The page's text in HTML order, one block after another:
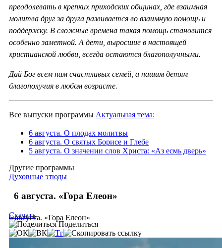
преодолевать в крепких приходских общинах, где взаимная
молитва друг за друга развивается во взаимную помощь и
поддержку. В сложные времена такая помощь становится
особенно заметной. А дети, выросшие в настоящей
христианской любви, всегда остаются благополучными.
Дай Бог всем нам счастливых семей, а нашим детям
благополучия в любом возрасте.
Все выпуски программы Актуальная тема:
6 августа. О плодах молитвы
6 августа. О святых Борисе и Глебе
5 августа. О значении слов Христа: «Аз есмь дверь»
Другие программы
Духовные этюды
6 августа. «Гора Елеон»
6 августа. «Гора Елеон»
Скачать
Поделиться